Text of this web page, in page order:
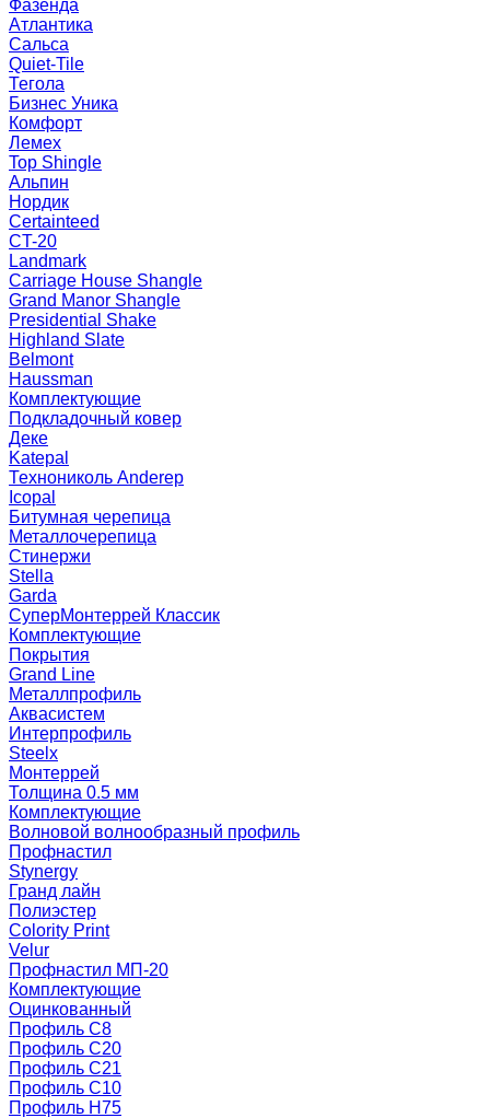
Фазенда
Атлантика
Сальса
Quiet-Tile
Тегола
Бизнес Уника
Комфорт
Лемех
Top Shingle
Альпин
Нордик
Certainteed
CT-20
Landmark
Carriage House Shangle
Grand Manor Shangle
Presidential Shake
Highland Slate
Belmont
Haussman
Комплектующие
Подкладочный ковер
Деке
Katepal
Технониколь Anderep
Icopal
Битумная черепица
Металлочерепица
Стинержи
Stella
Garda
СуперМонтеррей Классик
Комплектующие
Покрытия
Grand Line
Металлпрофиль
Аквасистем
Интерпрофиль
Steelx
Монтеррей
Толщина 0.5 мм
Комплектующие
Волновой волнообразный профиль
Профнастил
Stynergy
Гранд лайн
Полиэстер
Colority Print
Velur
Профнастил МП-20
Комплектующие
Оцинкованный
Профиль С8
Профиль С20
Профиль С21
Профиль С10
Профиль Н75